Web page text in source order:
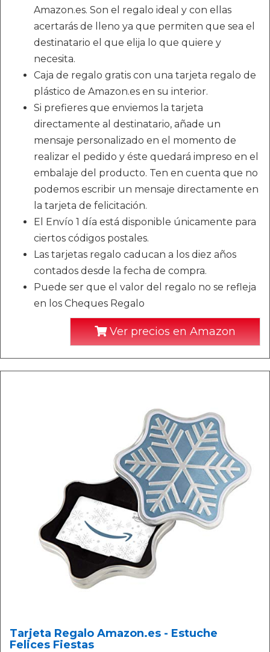
Amazon.es. Son el regalo ideal y con ellas
acertarás de lleno ya que permiten que sea el
destinatario el que elija lo que quiere y
necesita.
Caja de regalo gratis con una tarjeta regalo de
plástico de Amazon.es en su interior.
Si prefieres que enviemos la tarjeta
directamente al destinatario, añade un
mensaje personalizado en el momento de
realizar el pedido y éste quedará impreso en el
embalaje del producto. Ten en cuenta que no
podemos escribir un mensaje directamente en
la tarjeta de felicitación.
El Envío 1 día está disponible únicamente para
ciertos códigos postales.
Las tarjetas regalo caducan a los diez años
contados desde la fecha de compra.
Puede ser que el valor del regalo no se refleja
en los Cheques Regalo
Ver precios en Amazon
Tarjeta Regalo Amazon.es - Estuche
Felices Fiestas